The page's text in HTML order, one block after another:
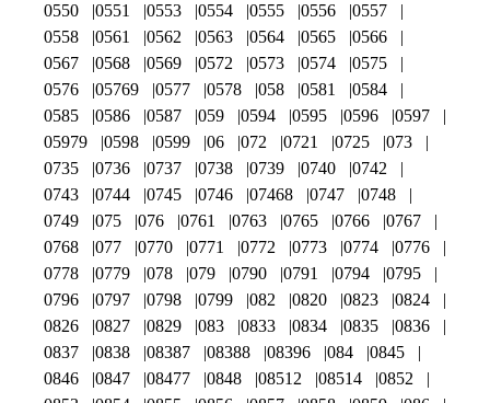
0550
0551 0553 0554 0555 0556
0557
0558
0561 0562 0563 0564 0565
0566
0567
0568 0569 0572 0573 0574
0575
0576
05769 0577 0578 058 0581
0584
0585
0586 0587 059 0594 0595 0596
0597
05979
0598 0599 06 072 0721 0725
073
0735
0736 0737 0738 0739 0740
0742
0743
0744 0745 0746 07468 0747
0748
0749
075 076 0761 0763 0765 0766
0767
0768
077 0770 0771 0772 0773 0774
0776
0778
0779 078 079 0790 0791 0794
0795
0796
0797 0798 0799 082 0820 0823
0824
0826
0827 0829 083 0833 0834 0835
0836
0837
0838 08387 08388 08396 084
0845
0846
0847 08477 0848 08512 08514
0852